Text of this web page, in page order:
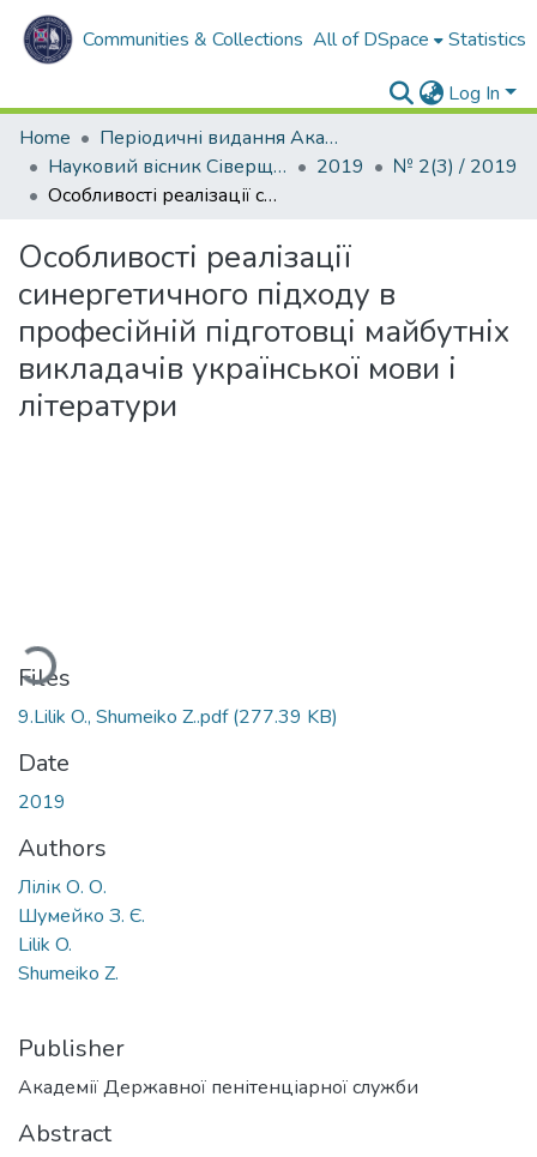
Communities & Collections All of DSpace Statistics
Log In
Home
Періодичні видання Академії
Науковий вісник Сіверщини. Серія: Освіта. Соціальні та поведінкові науки
2019
№ 2(3) / 2019
Особливості реалізації синергетичного підходу в професійній підготовці майбутніх викладачів української мови і літератури
Особливості реалізації
синергетичного підходу в
професійній підготовці майбутніх
викладачів української мови і
літератури
Loading...
Files
9.Lilik O., Shumeiko Z..pdf(277.39 KB)
Date
2019
Authors
Лілік О. О.
Шумейко З. Є.
Lilik O.
Shumeiko Z.
Publisher
Академії Державної пенітенціарної служби
Abstract